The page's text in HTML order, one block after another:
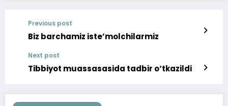
Previous post
Biz barchamiz iste’molchilarmiz
Next post
Tibbiyot muassasasida tadbir o‘tkazildi